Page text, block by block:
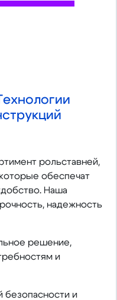
рольставней,
обеспечат
Наша
надежность
решение,
и
безопасности и